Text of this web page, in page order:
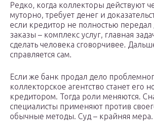
Редко, когда коллекторы действуют
муторно, требует денег и
если кредитор не полностью передал
заказы – комплекс услуг, главная
сделать человека сговорчивее.
справляется сам.
Если же банк продал дело
коллекторское агентство станет его
кредитором. Тогда роли меняются.
специалисты применяют против
обычные методы. Суд – крайняя мера.